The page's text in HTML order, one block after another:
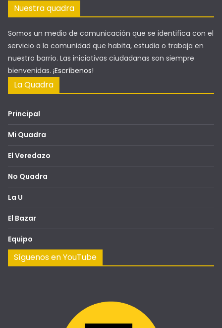
Nuestra quadra
Somos un medio de comunicación que se identifica con el
servicio a la comunidad que habita, estudia o trabaja en
nuestro barrio. Las iniciativas ciudadanas son siempre
bienvenidas. ¡Escríbenos!
La Quadra
Principal
Mi Quadra
El Veredazo
No Quadra
La U
El Bazar
Equipo
Síguenos en YouTube